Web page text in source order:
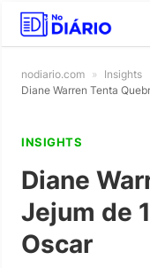
nodiario.com » Insights
Diane Warren Tenta
INSIGHTS
Diane
Jejum de
Oscar